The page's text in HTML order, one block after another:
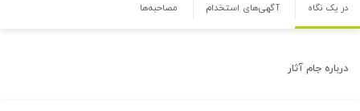
در یک نگاه آگهی‌های استخدام مصاحبه‌ها
درباره جام آثار